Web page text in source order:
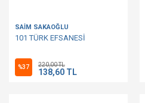
SAİM SAKAOĞLU
101 TÜRK EFSANESİ
%37 220,00 TL
138,60 TL